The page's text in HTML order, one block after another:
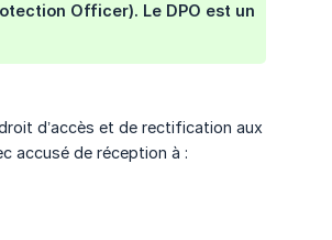
Officer). Le DPO est un
d’accès et de rectification aux
accusé de réception à :